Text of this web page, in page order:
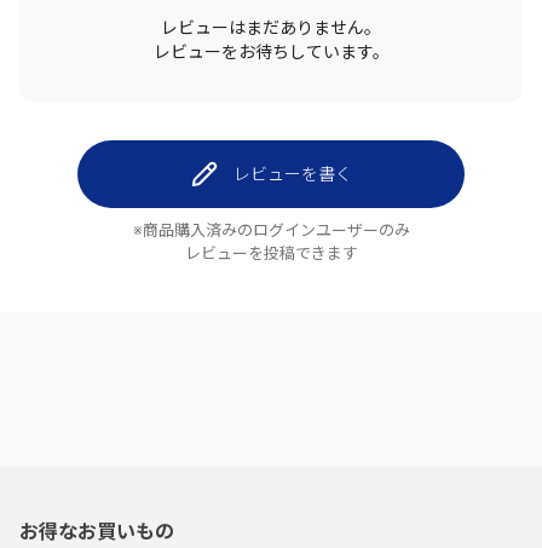
レビューはまだありません。
レビューをお待ちしています。
レビューを書く
※商品購入済みのログインユーザーのみ
レビューを投稿できます
お得なお買いもの